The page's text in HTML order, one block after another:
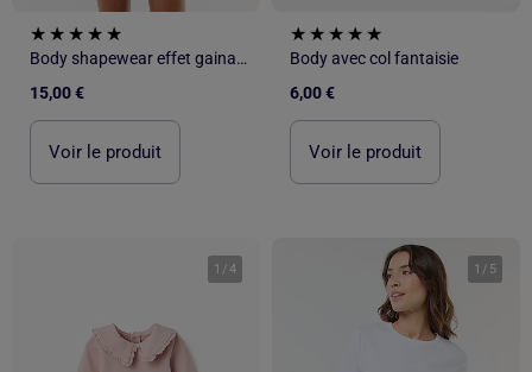
Body shapewear effet gainant
15,00 €
Voir le produit
Body avec col fantaisie
6,00 €
Voir le produit
1 /4 1 / 5